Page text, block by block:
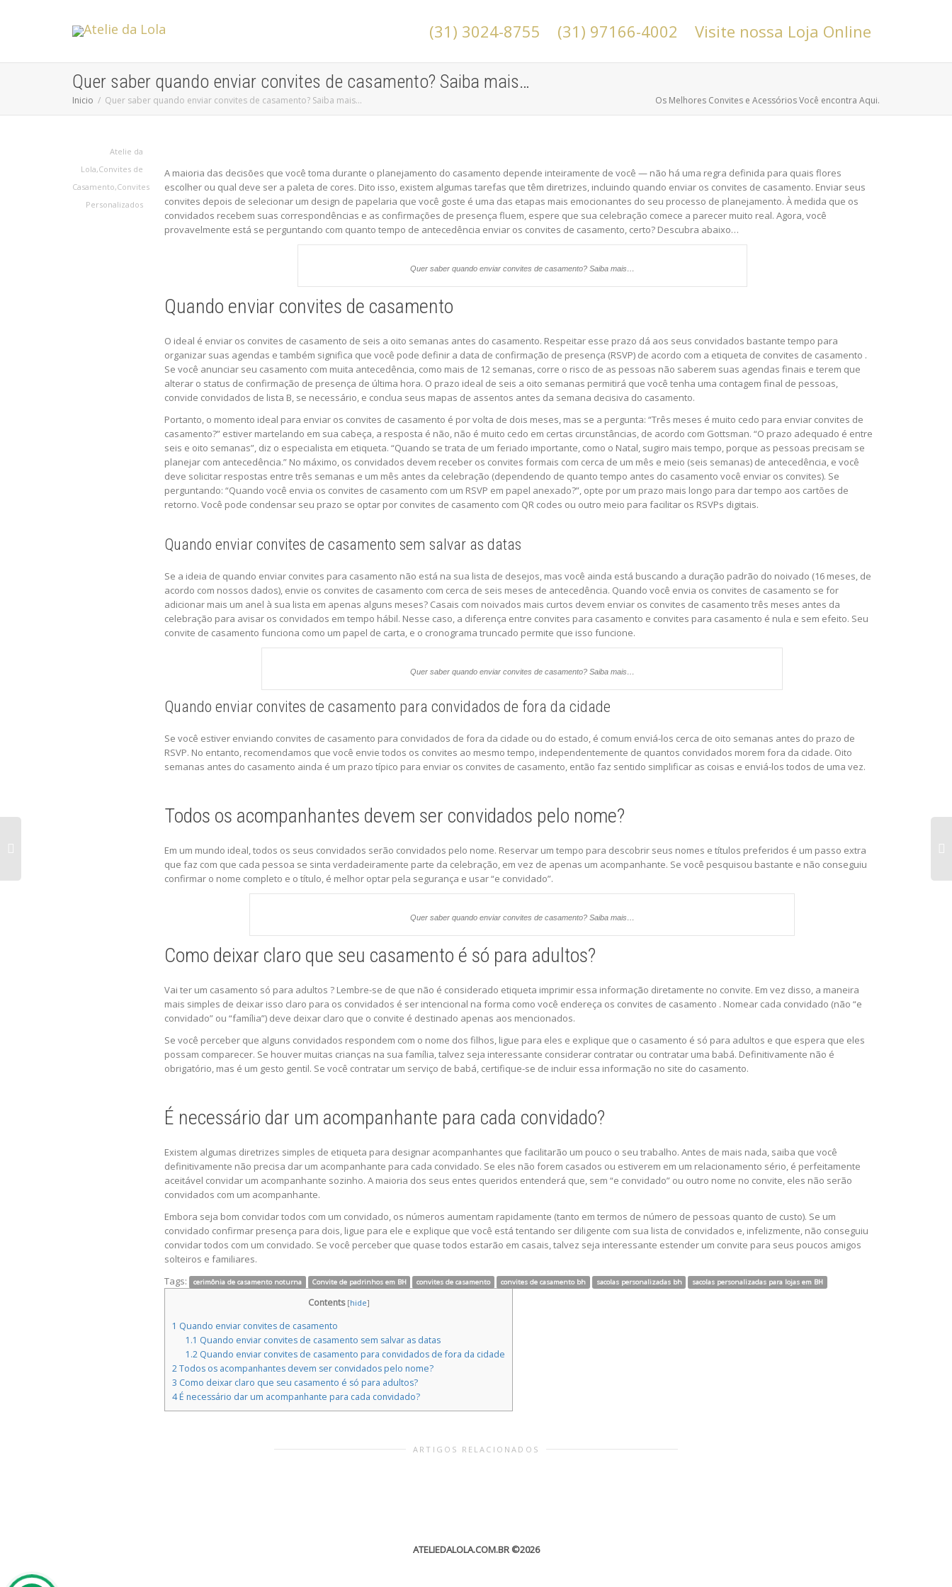
(31) 3024-8755 (31) 97166-4002 Visite nossa Loja Online
Quer saber quando enviar convites de casamento? Saiba mais…
Inicio Quer saber quando enviar convites de casamento? Saiba mais… Os Melhores Convites e Acessórios Você encontra Aqui.
Atelie da
Lola,Convites de
Casamento,Convites
Personalizados
A maioria das decisões que você toma durante o planejamento do casamento depende inteiramente de você — não há uma regra definida para quais flores
escolher ou qual deve ser a paleta de cores. Dito isso, existem algumas tarefas que têm diretrizes, incluindo quando enviar os convites de casamento. Enviar seus
convites depois de selecionar um design de papelaria que você goste é uma das etapas mais emocionantes do seu processo de planejamento. À medida que os
convidados recebem suas correspondências e as confirmações de presença fluem, espere que sua celebração comece a parecer muito real. Agora, você
provavelmente está se perguntando com quanto tempo de antecedência enviar os convites de casamento, certo? Descubra abaixo…
Quer saber quando enviar convites de casamento? Saiba mais…
Quando enviar convites de casamento
O ideal é enviar os convites de casamento de seis a oito semanas antes do casamento. Respeitar esse prazo dá aos seus convidados bastante tempo para
organizar suas agendas e também significa que você pode definir a data de confirmação de presença (RSVP) de acordo com a etiqueta de convites de casamento .
Se você anunciar seu casamento com muita antecedência, como mais de 12 semanas, corre o risco de as pessoas não saberem suas agendas finais e terem que
alterar o status de confirmação de presença de última hora. O prazo ideal de seis a oito semanas permitirá que você tenha uma contagem final de pessoas,
convide convidados de lista B, se necessário, e conclua seus mapas de assentos antes da semana decisiva do casamento.
Portanto, o momento ideal para enviar os convites de casamento é por volta de dois meses, mas se a pergunta: “Três meses é muito cedo para enviar convites de
casamento?” estiver martelando em sua cabeça, a resposta é não, não é muito cedo em certas circunstâncias, de acordo com Gottsman. “O prazo adequado é entre
seis e oito semanas”, diz o especialista em etiqueta. “Quando se trata de um feriado importante, como o Natal, sugiro mais tempo, porque as pessoas precisam se
planejar com antecedência.” No máximo, os convidados devem receber os convites formais com cerca de um mês e meio (seis semanas) de antecedência, e você
deve solicitar respostas entre três semanas e um mês antes da celebração (dependendo de quanto tempo antes do casamento você enviar os convites). Se
perguntando: “Quando você envia os convites de casamento com um RSVP em papel anexado?”, opte por um prazo mais longo para dar tempo aos cartões de
retorno. Você pode condensar seu prazo se optar por convites de casamento com QR codes ou outro meio para facilitar os RSVPs digitais.
Quando enviar convites de casamento sem salvar as datas
Se a ideia de quando enviar convites para casamento não está na sua lista de desejos, mas você ainda está buscando a duração padrão do noivado (16 meses, de
acordo com nossos dados), envie os convites de casamento com cerca de seis meses de antecedência. Quando você envia os convites de casamento se for
adicionar mais um anel à sua lista em apenas alguns meses? Casais com noivados mais curtos devem enviar os convites de casamento três meses antes da
celebração para avisar os convidados em tempo hábil. Nesse caso, a diferença entre convites para casamento e convites para casamento é nula e sem efeito. Seu
convite de casamento funciona como um papel de carta, e o cronograma truncado permite que isso funcione.
Quer saber quando enviar convites de casamento? Saiba mais…
Quando enviar convites de casamento para convidados de fora da cidade
Se você estiver enviando convites de casamento para convidados de fora da cidade ou do estado, é comum enviá-los cerca de oito semanas antes do prazo de
RSVP. No entanto, recomendamos que você envie todos os convites ao mesmo tempo, independentemente de quantos convidados morem fora da cidade. Oito
semanas antes do casamento ainda é um prazo típico para enviar os convites de casamento, então faz sentido simplificar as coisas e enviá-los todos de uma vez.
Todos os acompanhantes devem ser convidados pelo nome?
Em um mundo ideal, todos os seus convidados serão convidados pelo nome. Reservar um tempo para descobrir seus nomes e títulos preferidos é um passo extra
que faz com que cada pessoa se sinta verdadeiramente parte da celebração, em vez de apenas um acompanhante. Se você pesquisou bastante e não conseguiu
confirmar o nome completo e o título, é melhor optar pela segurança e usar “e convidado”.
Quer saber quando enviar convites de casamento? Saiba mais…
Como deixar claro que seu casamento é só para adultos?
Vai ter um casamento só para adultos ? Lembre-se de que não é considerado etiqueta imprimir essa informação diretamente no convite. Em vez disso, a maneira
mais simples de deixar isso claro para os convidados é ser intencional na forma como você endereça os convites de casamento . Nomear cada convidado (não “e
convidado” ou “família”) deve deixar claro que o convite é destinado apenas aos mencionados.
Se você perceber que alguns convidados respondem com o nome dos filhos, ligue para eles e explique que o casamento é só para adultos e que espera que eles
possam comparecer. Se houver muitas crianças na sua família, talvez seja interessante considerar contratar ou contratar uma babá. Definitivamente não é
obrigatório, mas é um gesto gentil. Se você contratar um serviço de babá, certifique-se de incluir essa informação no site do casamento.
É necessário dar um acompanhante para cada convidado?
Existem algumas diretrizes simples de etiqueta para designar acompanhantes que facilitarão um pouco o seu trabalho. Antes de mais nada, saiba que você
definitivamente não precisa dar um acompanhante para cada convidado. Se eles não forem casados ​​ou estiverem em um relacionamento sério, é perfeitamente
aceitável convidar um acompanhante sozinho. A maioria dos seus entes queridos entenderá que, sem “e convidado” ou outro nome no convite, eles não serão
convidados com um acompanhante.
Embora seja bom convidar todos com um convidado, os números aumentam rapidamente (tanto em termos de número de pessoas quanto de custo). Se um
convidado confirmar presença para dois, ligue para ele e explique que você está tentando ser diligente com sua lista de convidados e, infelizmente, não conseguiu
convidar todos com um convidado. Se você perceber que quase todos estarão em casais, talvez seja interessante estender um convite para seus poucos amigos
solteiros e familiares.
Tags:
cerimônia de casamento noturna Convite de padrinhos em BH convites de casamento convites de casamento bh sacolas personalizadas bh sacolas personalizadas para lojas em BH
Contents [hide]
1 Quando enviar convites de casamento
1.1 Quando enviar convites de casamento sem salvar as datas
1.2Quando enviar convites de casamento para convidados de fora da cidade
2Todos os acompanhantes devem ser convidados pelo nome?
3 Como deixar claro que seu casamento é só para adultos?
4É necessário dar um acompanhante para cada convidado?
ARTIGOS RELACIONADOS
ATELIEDALOLA.COM.BR©2026